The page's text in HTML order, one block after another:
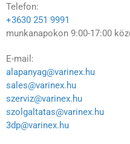
Telefon:
+3630 251 9991
munkanapokon 9:00-17:00
E-mail:
alapanyag@varinex.hu
sales@varinex.hu
szerviz@varinex.hu
szolgaltatas@varinex.hu
3dp@varinex.hu